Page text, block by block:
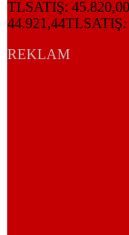
REKLAM